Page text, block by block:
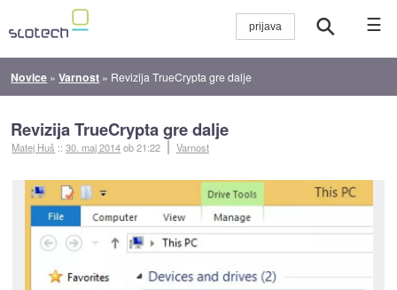
☰
Novice »Varnost » Revizija TrueCrypta gre dalje
Revizija TrueCrypta gre dalje
Matej Huš ::30. maj 2014ob 21:22 Varnost